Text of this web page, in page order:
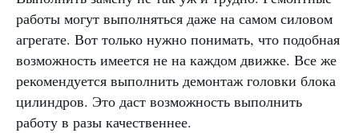
работы могут выполняться даже на самом силовом
агрегате. Вот только нужно понимать, что подобная
возможность имеется не на каждом движке. Все же
рекомендуется выполнить демонтаж головки блока
цилиндров. Это даст возможность выполнить
работу в разы качественнее.